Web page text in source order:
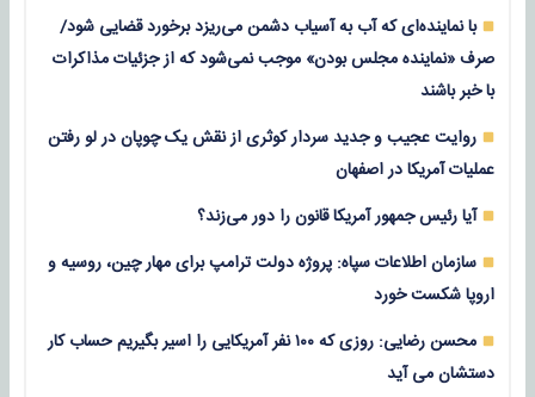
با نماینده‌ای که آب به آسیاب دشمن می‌ریزد برخورد قضایی شود/
صرف «نماینده مجلس بودن» موجب نمی‌شود که از جزئیات مذاکرات
با خبر باشند
روایت عجیب و جدید سردار کوثری از نقش یک چوپان در لو رفتن
عملیات آمریکا در اصفهان
آیا رئیس جمهور آمریکا قانون را دور می‌زند؟
سازمان اطلاعات سپاه: پروژه دولت ترامپ برای مهار چین، روسیه و
اروپا شکست خورد
محسن رضایی: روزی که ۱۰۰ نفر آمریکایی را اسیر بگیریم حساب کار
دستشان می آید